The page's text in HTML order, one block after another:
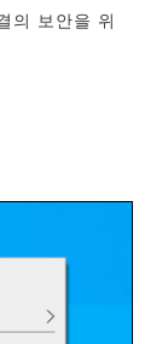
의 보안을 위